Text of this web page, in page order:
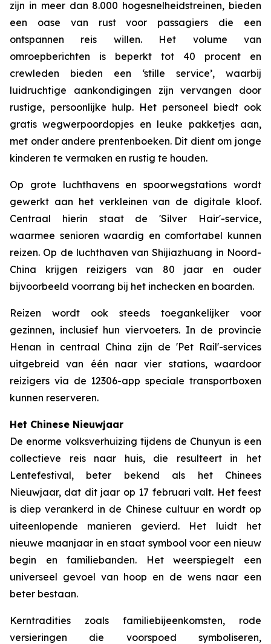
zijn in meer dan 8.000 hogesnelheidstreinen, bieden
een oase van rust voor passagiers die een
ontspannen reis willen. Het volume van
omroepberichten is beperkt tot 40 procent en
crewleden bieden een ‘stille service’, waarbij
luidruchtige aankondigingen zijn vervangen door
rustige, persoonlijke hulp. Het personeel biedt ook
gratis wegwerpoordopjes en leuke pakketjes aan,
met onder andere prentenboeken. Dit dient om jonge
kinderen te vermaken en rustig te houden.
Op grote luchthavens en spoorwegstations wordt
gewerkt aan het verkleinen van de digitale kloof.
Centraal hierin staat ​​de 'Silver Hair'-service,
waarmee senioren waardig en comfortabel kunnen
reizen. Op de luchthaven van Shijiazhuang in Noord-
China krijgen reizigers van 80 jaar en ouder
bijvoorbeeld voorrang bij het inchecken en boarden.
Reizen wordt ook steeds toegankelijker voor
gezinnen, inclusief hun viervoeters. In de provincie
Henan in centraal China zijn de 'Pet Rail'-services
uitgebreid van één naar vier stations, waardoor
reizigers via de 12306-app speciale transportboxen
kunnen reserveren.
Het Chinese Nieuwjaar
De enorme volksverhuizing tijdens de Chunyun is een
collectieve reis naar huis, die resulteert in het
Lentefestival, beter bekend als het Chinees
Nieuwjaar, dat dit jaar op 17 februari valt. Het feest
is diep verankerd in de Chinese cultuur en wordt op
uiteenlopende manieren gevierd. Het luidt het
nieuwe maanjaar in en staat symbool voor een nieuw
begin en familiebanden. Het weerspiegelt een
universeel gevoel van hoop en de wens naar een
beter bestaan.
Kerntradities zoals familiebijeenkomsten, rode
versieringen die voorspoed symboliseren,